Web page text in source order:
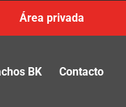
Área privada
BK Contacto